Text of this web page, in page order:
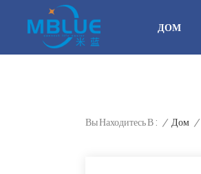
ДОМ
Вы Находитесь В : / Дом /